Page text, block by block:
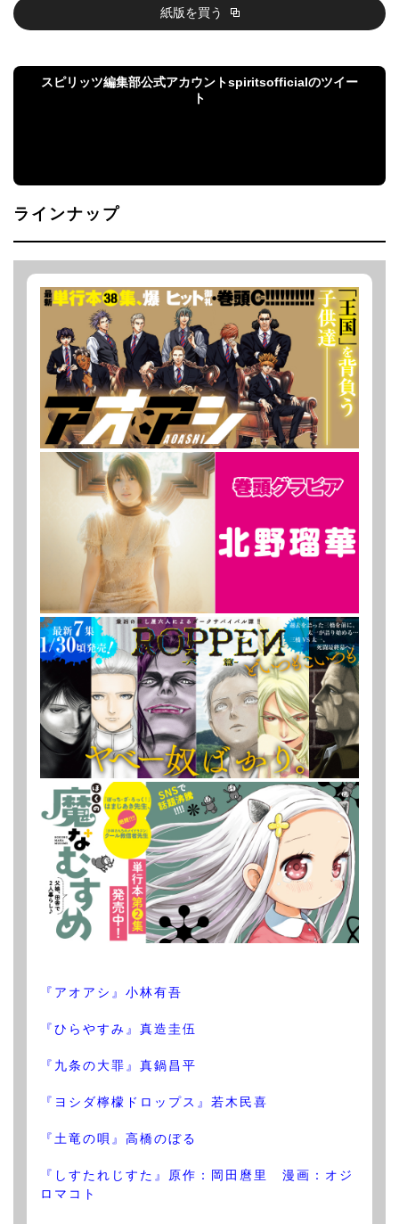
紙版を買う
スピリッツ編集部公式アカウントspiritsofficialのツイー
ト
ラインナップ
『アオアシ』小林有吾
『ひらやすみ』真造圭伍
『九条の大罪』真鍋昌平
『ヨシダ檸檬ドロップス』若木民喜
『土竜の唄』高橋のぼる
『しすたれじすた』原作：岡田麿里 漫画：オジ
ロマコト